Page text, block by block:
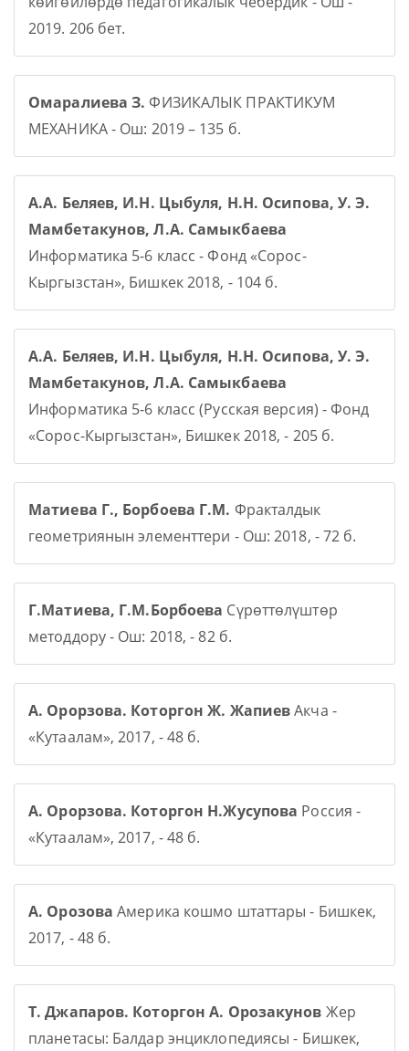
2019. 206 бет.
Омаралиева З. ФИЗИКАЛЫК ПРАКТИКУМ
МЕХАНИКА - Ош: 2019 – 135 б.
А.А. Беляев, И.Н. Цыбуля, Н.Н. Осипова, У. Э.
Мамбетакунов, Л.А. Самыкбаева
Информатика 5-6 класс - Фонд «Сорос-
Кыргызстан», Бишкек 2018, - 104 б.
А.А. Беляев, И.Н. Цыбуля, Н.Н. Осипова, У. Э.
Мамбетакунов, Л.А. Самыкбаева
Информатика 5-6 класс (Русская версия) - Фонд
«Сорос-Кыргызстан», Бишкек 2018, - 205 б.
Матиева Г., Борбоева Г.М. Фракталдык
геометриянын элементтери - Ош: 2018, - 72 б.
Г.Матиева, Г.М.Борбоева Сүрөттөлүштөр
методдору - Ош: 2018, - 82 б.
А. Орорзова. Которгон Ж. ЖапиевАкча -
«Кутаалам», 2017, - 48 б.
А. Орорзова. Которгон Н.Жусупова Россия -
«Кутаалам», 2017, - 48 б.
А. Орозова Америка кошмо штаттары - Бишкек,
2017, - 48 б.
Т. Джапаров. Которгон А. Орозакунов Жер
планетасы: Балдар энциклопедиясы - Бишкек,